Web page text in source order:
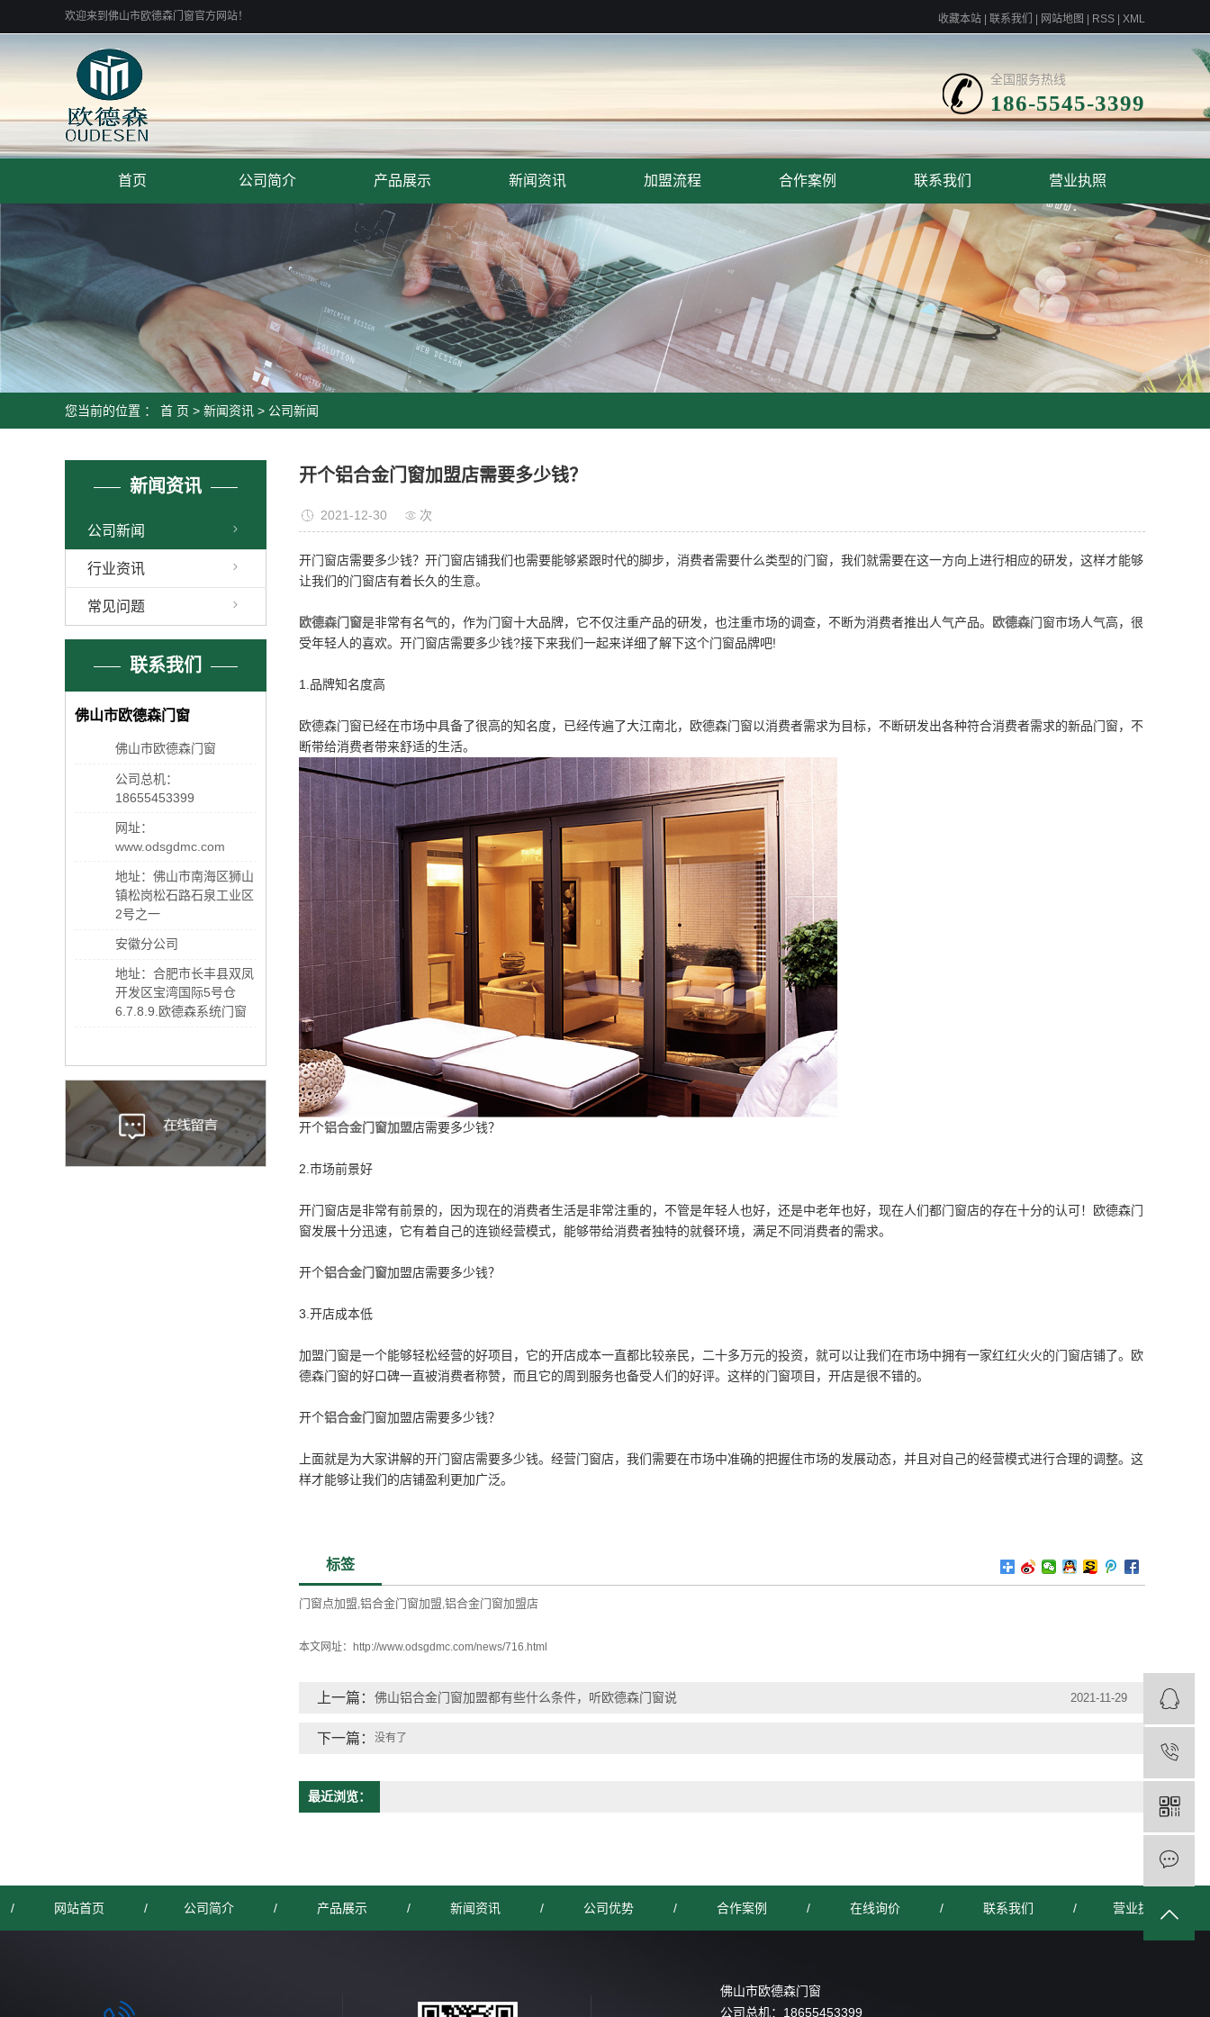
欢迎来到佛山市欧德森门窗官方网站！ 收藏本站 联系我们 网站地图 RSS XML
全国服务热线
186-5545-3399
首页 公司简介 产品展示 新闻资讯 加盟流程 合作案例 联系我们 营业执照
您当前的位置 ： 首 页 > 新闻资讯 > 公司新闻
新闻资讯
公司新闻
行业资讯
常见问题
联系我们
佛山市欧德森门窗
佛山市欧德森门窗
公司总机：
18655453399
网址：
www.odsgdmc.com
地址：佛山市南海区狮山
镇松岗松石路石泉工业区
2号之一
安徽分公司
地址：合肥市长丰县双凤
开发区宝湾国际5号仓
6.7.8.9.欧德森系统门窗
开个铝合金门窗加盟店需要多少钱？
2021-12-30 次
开门窗店需要多少钱？开门窗店铺我们也需要能够紧跟时代的脚步，消费者需要什么类型的门窗，我们就需要在这一方向上进行相应的研发，这样才能够
让我们的门窗店有着长久的生意。
欧德森门窗是非常有名气的，作为门窗十大品牌，它不仅注重产品的研发，也注重市场的调查，不断为消费者推出人气产品。 欧德森门窗市场人气高，很
受年轻人的喜欢。开门窗店需要多少钱?接下来我们一起来详细了解下这个门窗品牌吧!
1.品牌知名度高
欧德森门窗已经在市场中具备了很高的知名度，已经传遍了大江南北，欧德森门窗以消费者需求为目标，不断研发出各种符合消费者需求的新品门窗，不
断带给消费者带来舒适的生活。
开个铝合金门窗加盟店需要多少钱？
2.市场前景好
开门窗店是非常有前景的，因为现在的消费者生活是非常注重的，不管是年轻人也好，还是中老年也好，现在人们都门窗店的存在十分的认可！欧德森门
窗发展十分迅速，它有着自己的连锁经营模式，能够带给消费者独特的就餐环境，满足不同消费者的需求。
开个铝合金门窗加盟店需要多少钱？
3.开店成本低
加盟门窗是一个能够轻松经营的好项目，它的开店成本一直都比较亲民，二十多万元的投资，就可以让我们在市场中拥有一家红红火火的门窗店铺了。欧
德森门窗的好口碑一直被消费者称赞，而且它的周到服务也备受人们的好评。这样的门窗项目，开店是很不错的。
开个铝合金门窗加盟店需要多少钱？
上面就是为大家讲解的开门窗店需要多少钱。经营门窗店，我们需要在市场中准确的把握住市场的发展动态，并且对自己的经营模式进行合理的调整。这
样才能够让我们的店铺盈利更加广泛。
标签
门窗点加盟,铝合金门窗加盟,铝合金门窗加盟店
本文网址： http://www.odsgdmc.com/news/716.html
上一篇： 佛山铝合金门窗加盟都有些什么条件，听欧德森门窗说 2021-11-29
下一篇： 没有了
最近浏览：
/ 网站首页 / 公司简介 / 产品展示 / 新闻资讯 / 公司优势 / 合作案例 / 在线询价 / 联系我们 / 营业执照
佛山市欧德森门窗
公司总机： 18655453399